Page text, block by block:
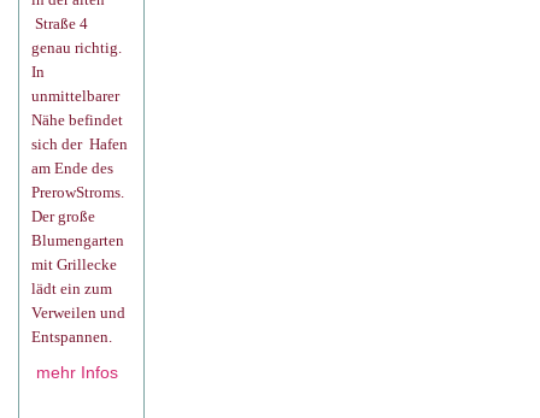
Straße 4
genau richtig.
In
unmittelbarer
Nähe befindet
sich der Hafen
am Ende des
PrerowStroms.
Der große
Blumengarten
mit Grillecke
lädt ein zum
Verweilen und
Entspannen.
mehr Infos